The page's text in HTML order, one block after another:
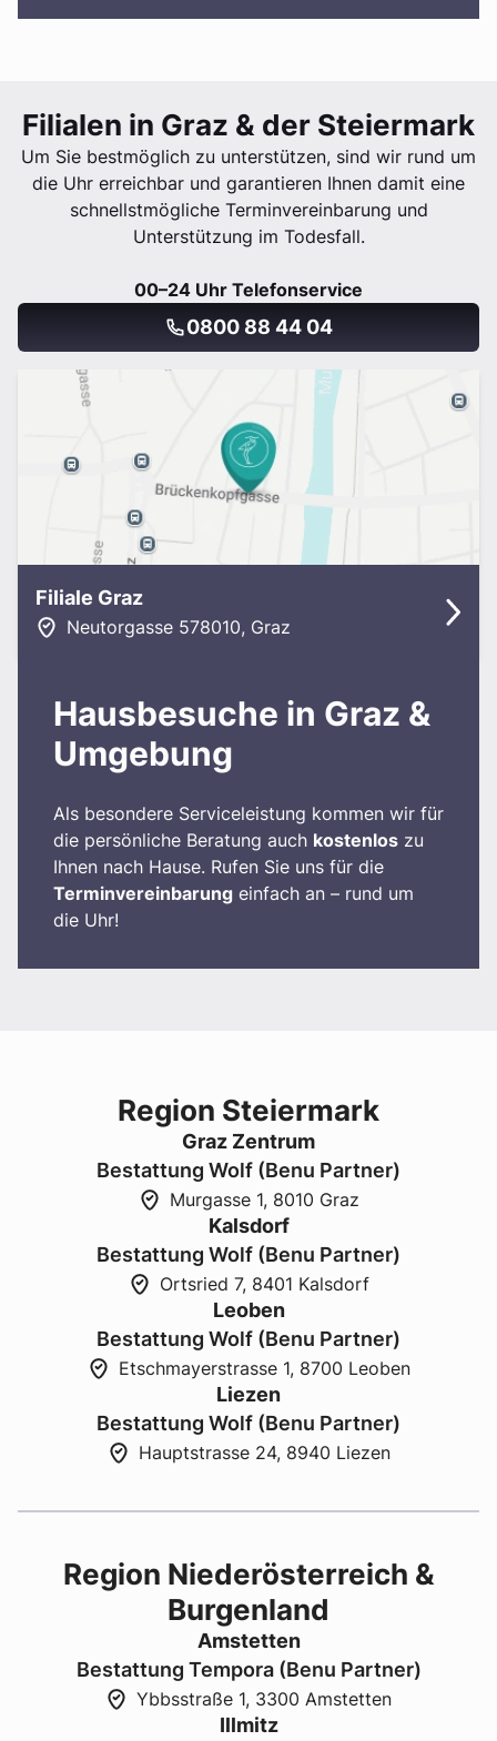
Filialen in Graz & der Steiermark
Um Sie bestmöglich zu unterstützen, sind wir rund um
die Uhr erreichbar und garantieren Ihnen damit eine
schnellstmögliche Terminvereinbarung und
Unterstützung im Todesfall.
00–24 Uhr Telefonservice
0800 88 44 04
Filiale Graz
Neutorgasse 578010, Graz
Hausbesuche in Graz &
Umgebung
Als besondere Serviceleistung kommen wir für
die persönliche Beratung auch kostenlos zu
Ihnen nach Hause. Rufen Sie uns für die
Terminvereinbarung einfach an – rund um
die Uhr!
Region Steiermark
Graz Zentrum
Bestattung Wolf (Benu Partner)
Murgasse 1, 8010 Graz
Kalsdorf
Bestattung Wolf (Benu Partner)
Ortsried 7, 8401 Kalsdorf
Leoben
Bestattung Wolf (Benu Partner)
Etschmayerstrasse 1, 8700 Leoben
Liezen
Bestattung Wolf (Benu Partner)
Hauptstrasse 24, 8940 Liezen
Region Niederösterreich &
Burgenland
Amstetten
Bestattung Tempora (Benu Partner)
Ybbsstraße 1, 3300 Amstetten
Illmitz